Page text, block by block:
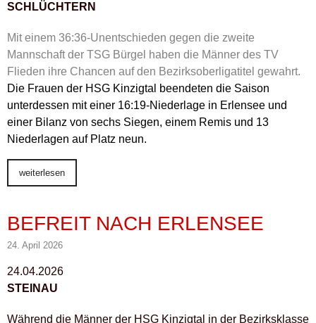
SCHLÜCHTERN
Mit einem 36:36-Unentschieden gegen die zweite
Mannschaft der TSG Bürgel haben die Männer des TV
Flieden ihre Chancen auf den Bezirksoberligatitel gewahrt.
Die Frauen der HSG Kinzigtal beendeten die Saison
unterdessen mit einer 16:19-Niederlage in Erlensee und
einer Bilanz von sechs Siegen, einem Remis und 13
Niederlagen auf Platz neun.
weiterlesen
BEFREIT NACH ERLENSEE
24. April 2026
24.04.2026
STEINAU
Während die Männer der HSG Kinzigtal in der Bezirksklasse